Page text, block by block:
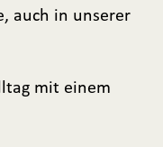
auch in unserer
mit einem